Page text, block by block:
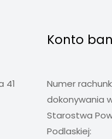
41
Konto
Numer
dokonywania
Starostwa
Podlaskiej: